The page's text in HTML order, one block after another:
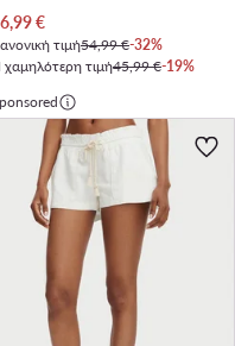
τιμή
€
τιμή54,99 €-32%
χαμηλότερη τιμή45,99 €-19%